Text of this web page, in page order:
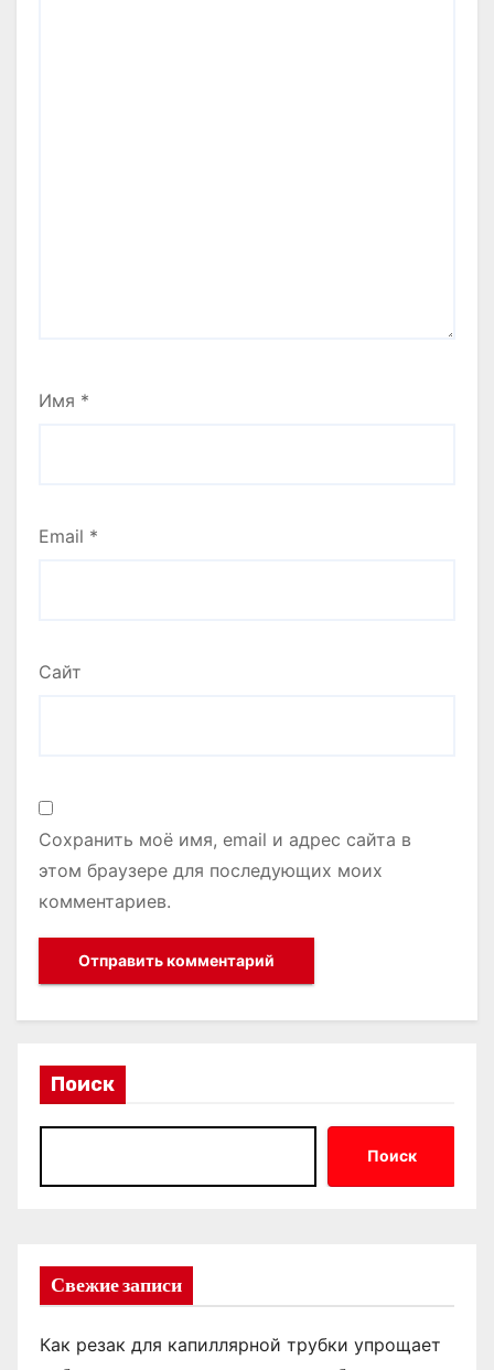
Имя *
Email *
Сайт
Сохранить моё имя, email и адрес сайта в
этом браузере для последующих моих
комментариев.
Поиск
Поиск
Свежие записи
Как резак для капиллярной трубки упрощает